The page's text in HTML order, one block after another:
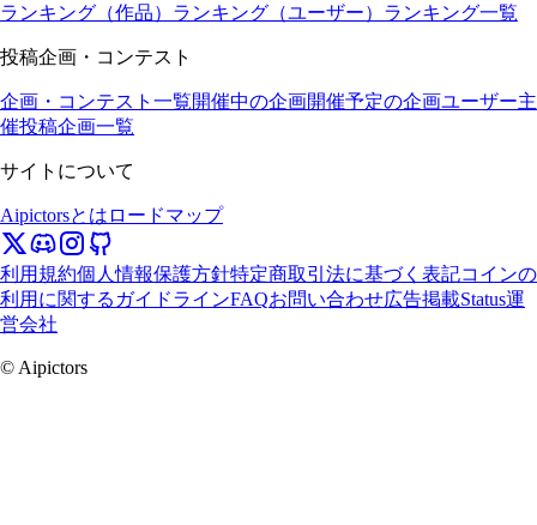
ランキング（作品） ランキング（ユーザー） ランキング一覧
投稿企画・コンテスト
企画・コンテスト一覧開催中の企画開催予定の企画ユーザー主
催投稿企画一覧
サイトについて
Aipictorsとは ロードマップ
利用規約個人情報保護方針特定商取引法に基づく表記コインの
利用に関するガイドラインFAQお問い合わせ広告掲載Status運
営会社
© Aipictors